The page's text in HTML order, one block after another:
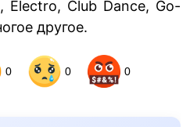
Electro, Club Dance, Go-
другое.
0 0 0